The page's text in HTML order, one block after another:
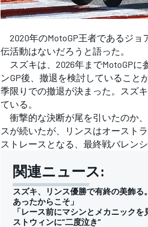
フォーミュラE
2020年のMotoGP王者であるジョ
伝活動はないだろうと語った。
スズキは、2026年までMotoGPに
ンGP後、撤退を検討しているこ
季限りでの撤退が決まった。スズ
ている。
衝撃的な決断が尾を引いたのか
スが続いたが、リンスはオースト
ストレースとなる、最終戦バレン
関連ニュース:
スズキ、リンス優勝で有終の美飾
あったからこそ」
「レース前にマシンとメカニック
ストウィンに”二度泣き”